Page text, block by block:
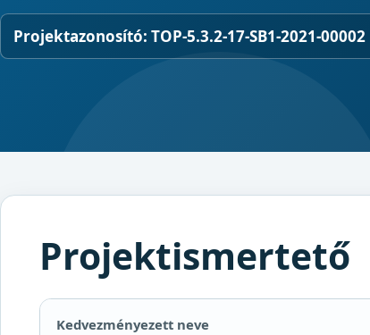
Projektazonosító: TOP-5.3.2-17-SB1-2021-00002
Projektismertető
Kedvezményezett neve